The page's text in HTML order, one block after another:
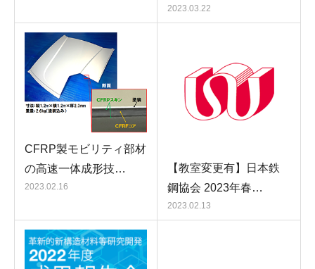
2023.03.22
CFRP製モビリティ部材
の高速一体成形技…
2023.02.16
【教室変更有】日本鉄
鋼協会 2023年春…
2023.02.13